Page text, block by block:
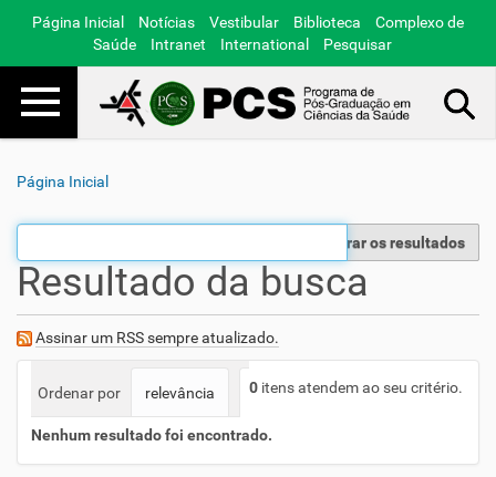
Página Inicial Notícias Vestibular Biblioteca
Complexo de
Saúde
Intranet International Pesquisar
Toggle navigation
Página Inicial
Filtrar os resultados
Resultado da busca
Assinar um RSS sempre atualizado.
0 itens atendem ao seu critério.
Ordenar por relevância data (mais recente primeiro)
Nenhum resultado foi encontrado.